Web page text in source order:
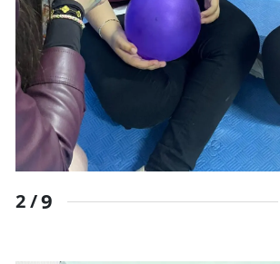
2 /9